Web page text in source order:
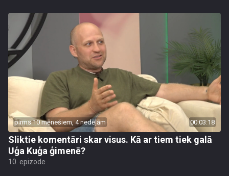
pirms 10 mēnešiem, 4 nedēļām 00:03:18
Sliktie komentāri skar visus. Kā ar tiem tiek galā
Uģa Kuģa ģimenē?
10. epizode